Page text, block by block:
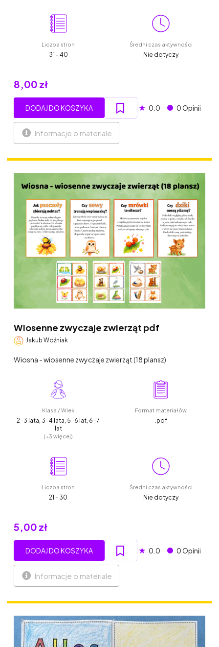
Liczba stron
31 - 40
Średni czas aktywności
Nie dotyczy
8,00 zł
DODAJ DO KOSZYKA ★ 0.0 0 Opinii
Informacje o materiale
Wiosenne zwyczaje zwierząt pdf
Jakub Woźniak
Wiosna - wiosenne zwyczaje zwierząt (18 plansz)
Klasa / Wiek
2-3 lata, 3-4 lata, 5-6 lat, 6-7
lat
(+3 więcej)
Format materiałów
.pdf
Liczba stron
21 - 30
Średni czas aktywności
Nie dotyczy
5,00 zł
DODAJ DO KOSZYKA ★ 0.0 0 Opinii
Informacje o materiale